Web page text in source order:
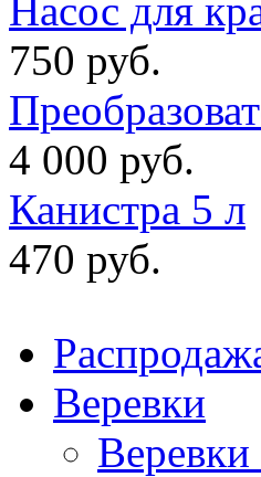
Насос для
750 руб.
4 000 руб.
Канистра 5 л
470 руб.
Веревки